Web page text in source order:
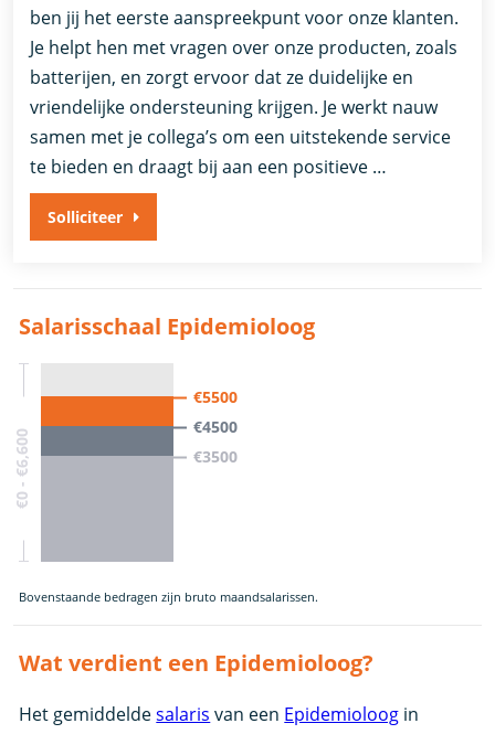
ben jij het eerste aanspreekpunt voor onze klanten.
Je helpt hen met vragen over onze producten, zoals
batterijen, en zorgt ervoor dat ze duidelijke en
vriendelijke ondersteuning krijgen. Je werkt nauw
samen met je collega’s om een uitstekende service
te bieden en draagt bij aan een positieve …
Solliciteer
Salarisschaal Epidemioloog
€0 - €6,600
€5500
€4500
€3500
Bovenstaande bedragen zijn bruto maandsalarissen.
Wat verdient een Epidemioloog?
Het gemiddeldesalaris van een Epidemioloog in